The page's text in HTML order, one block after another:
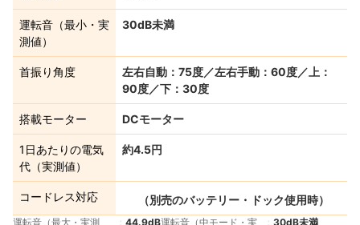
運転音（最小・実
測値）
30dB未満
首振り角度
左右自動：75度／左右手動：60度／上：
90度／下：30度
搭載モーター DCモーター
1日あたりの電気
代（実測値）
約4.5円
コードレス対応 （別売のバッテリー・ドック使用時）
運転音（最大・実測
44.9dB運転音（中モード・実
30dB未満